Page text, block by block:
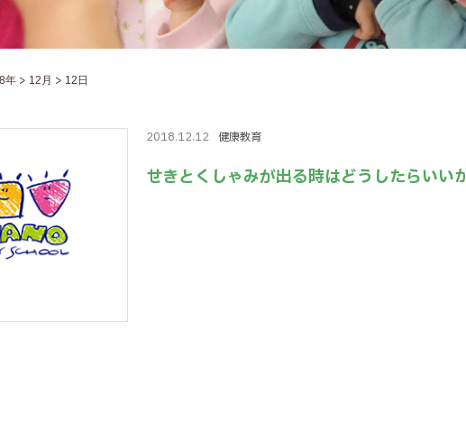
年 > 12月 > 12日
2018.12.12 健康教育
せきとくしゃみが出る時はどうしたらいい